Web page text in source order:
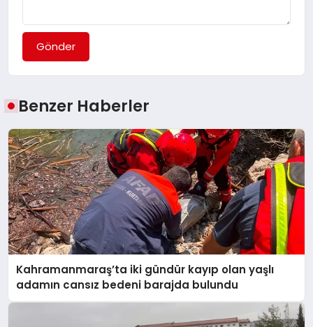
Gönder
Benzer Haberler
Kahramanmaraş’ta iki gündür kayıp olan yaşlı
adamın cansız bedeni barajda bulundu